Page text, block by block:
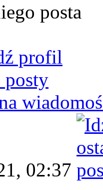
posta
profil
posty
02:37